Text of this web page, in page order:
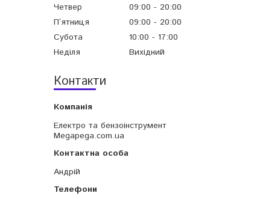
Четвер
09:00
20:00
Пʼятниця
09:00
20:00
Субота
10:00
17:00
Неділя
Вихідний
Контакти
Електро та бензоінструмент
Megapega.com.ua
Андрій